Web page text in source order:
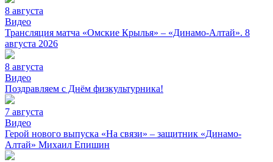
8 августа
Видео
Трансляция матча «Омские Крылья» – «Динамо-Алтай». 8
августа 2026
8 августа
Видео
Поздравляем с Днём физкультурника!
7 августа
Видео
Герой нового выпуска «На связи» – защитник «Динамо-
Алтай» Михаил Епишин